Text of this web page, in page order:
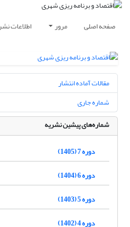
صفحه اصلی مرور اطلاعات
مقالات آماده انتشار
شماره جاری
شماره‌های پیشین نشریه
دوره 7 (1405)
دوره 6 (1404)
دوره 5 (1403)
دوره 4 (1402)